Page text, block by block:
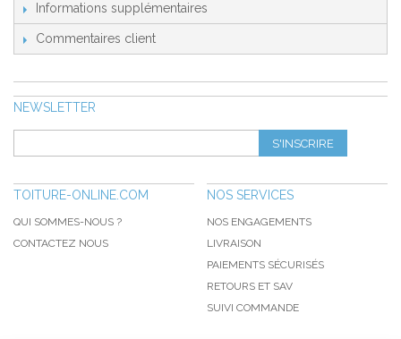
Informations supplémentaires
Commentaires client
NEWSLETTER
S'INSCRIRE
TOITURE-ONLINE.COM
QUI SOMMES-NOUS ?
CONTACTEZ NOUS
NOS SERVICES
NOS ENGAGEMENTS
LIVRAISON
PAIEMENTS SÉCURISÉS
RETOURS ET SAV
SUIVI COMMANDE